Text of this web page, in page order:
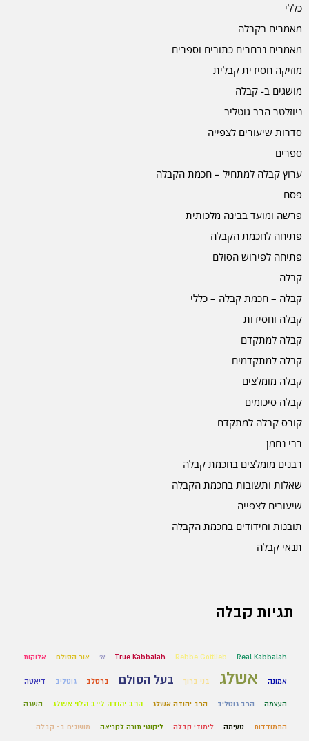
כללי
מאמרים בקבלה
מאמרים נבחרים כתובים וספרים
מוזיקה חסידית קבלית
מושגים ב- קבלה
ניוזלטר הרב גוטליב
סדרות שיעורים לצפייה
ספרים
ערוץ קבלה למתחיל – חכמת הקבלה
פסח
פרשה ומועד בבינה מלכותית
פתיחה לחכמת הקבלה
פתיחה לפירוש הסולם
קבלה
קבלה – חכמת קבלה – כללי
קבלה וחסידות
קבלה למתקדם
קבלה למתקדמים
קבלה מומלצים
קבלה סיכומים
קורס קבלה למתקדם
רבי נחמן
רבנים מומלצים בחכמת קבלה
שאלות ותשובות בחכמת הקבלה
שיעורים לצפייה
תובנות וחידודים בחכמת הקבלה
תנאי קבלה
תגיות קבלה
Real Kabbalah
Rebbe Gottlieb
True Kabbalah א' אור הסולם אלוקות
אמונה אשלג בני ברוך בעל הסולם ברסלב גוטליב דיאטה
העצמה הרב גוטליב הרב יהודה אשלג הרב יהודה לייב הלוי אשלג השגה
התמודדות טעימה לימודי קבלה ליקוטי תורה לקריאה מושגים ב- קבלה